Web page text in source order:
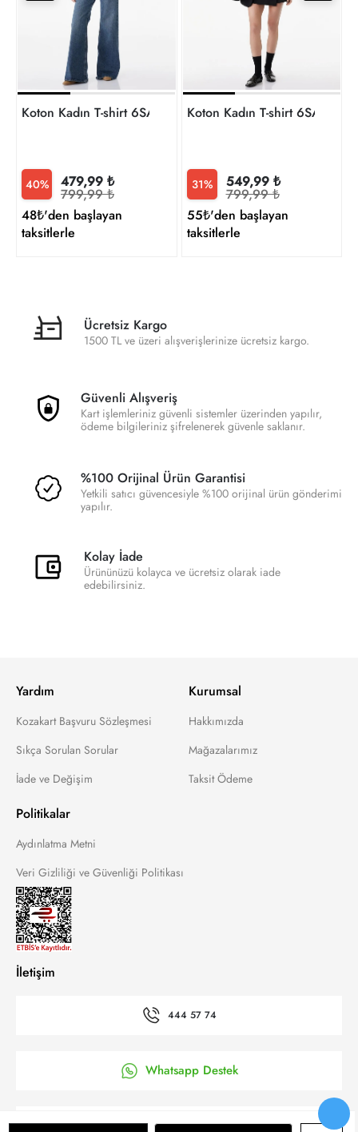
Koton Kadın T-shirt 6SAK50050EK
40% 479,99 ₺
799,99 ₺
48₺'den başlayan
taksitlerle
Koton Kadın T-shirt
31% 549,99 ₺
799,99 ₺
55₺'den başlayan
taksitlerle
Ücretsiz Kargo
1500 TL ve üzeri alışverişlerinize ücretsiz kargo.
Güvenli Alışveriş
Kart işlemleriniz güvenli sistemler üzerinden yapılır,
ödeme bilgileriniz şifrelenerek güvenle saklanır.
%100 Orijinal Ürün Garantisi
Yetkili satıcı güvencesiyle %100 orijinal ürün gönderimi
yapılır.
Kolay İade
Ürününüzü kolayca ve ücretsiz olarak iade
edebilirsiniz.
Yardım
Kozakart Başvuru Sözleşmesi
Sıkça Sorulan Sorular
İade ve Değişim
Kurumsal
Hakkımızda
Mağazalarımız
Taksit Ödeme
Politikalar
Aydınlatma Metni
Veri Gizliliği ve Güvenliği Politikası
İletişim
444 57 74
Whatsapp Destek
’a Kolay Başvuru